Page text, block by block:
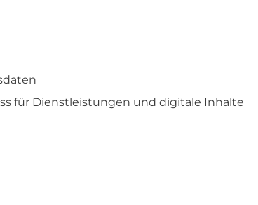
für Dienstleistungen und digitale Inhalte